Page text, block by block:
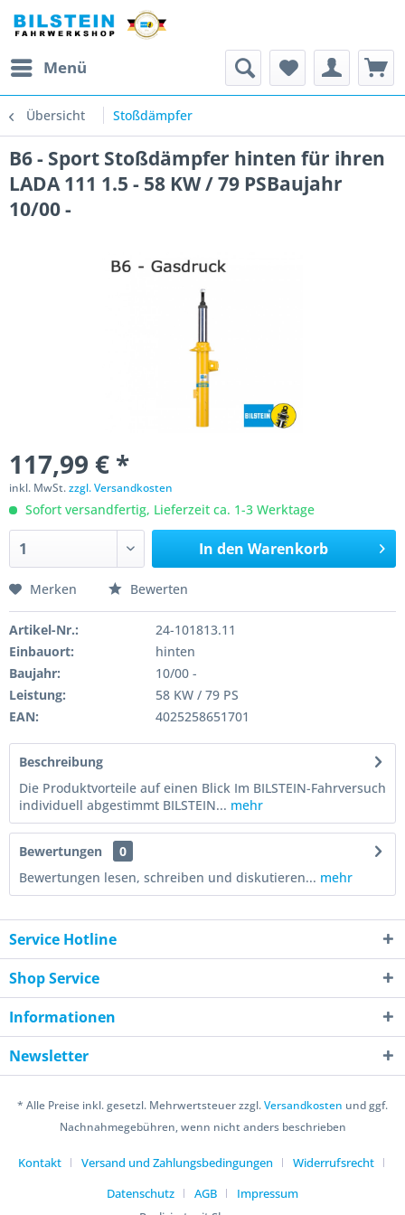
Menü
Übersicht Stoßdämpfer
B6 - Sport Stoßdämpfer hinten für ihren
LADA 111 1.5 - 58 KW / 79 PSBaujahr
10/00 -
117,99 € *
inkl. MwSt.zzgl. Versandkosten
Sofort versandfertig, Lieferzeit ca. 1-3 Werktage
In den Warenkorb
Merken Bewerten
Artikel-Nr.:
24-101813.11
Einbauort:
hinten
Baujahr:
10/00 -
Leistung:
58 KW / 79 PS
EAN:
4025258651701
Beschreibung
Die Produktvorteile auf einen Blick Im BILSTEIN-Fahrversuch
individuell abgestimmt BILSTEIN... mehr
Bewertungen
0
Bewertungen lesen, schreiben und diskutieren... mehr
Service Hotline
Shop Service
Informationen
Newsletter
* Alle Preise inkl. gesetzl. Mehrwertsteuer zzgl.Versandkosten und ggf.
Nachnahmegebühren, wenn nicht anders beschrieben
Kontakt Versand und Zahlungsbedingungen
Widerrufsrecht
Datenschutz
AGB
Impressum